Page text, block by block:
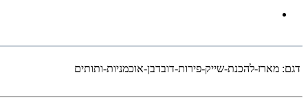
דגם: מארז-להכנת-שייק-פירות-דובדבן-אוכמניות-ותותים